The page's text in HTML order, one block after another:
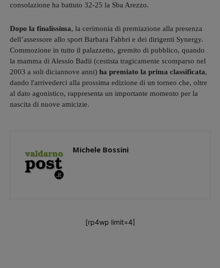
consolazione ha battuto 32-25 la Sba Arezzo.
Dopo la finalissima, la cerimonia di premiazione alla presenza
dell’assessore allo sport Barbara Fabbri e dei dirigenti Synergy.
Commozione in tutto il palazzetto, gremito di pubblico, quando
la mamma di Alessio Badii (cestista tragicamente scomparso nel
2003 a soli diciannove anni) ha premiato la prima classificata,
dando l'arrivederci alla prossima edizione di un torneo che, oltre
al dato agonistico, rappresenta un importante momento per la
nascita di nuove amicizie.
Michele Bossini
[rp4wp limit=4]